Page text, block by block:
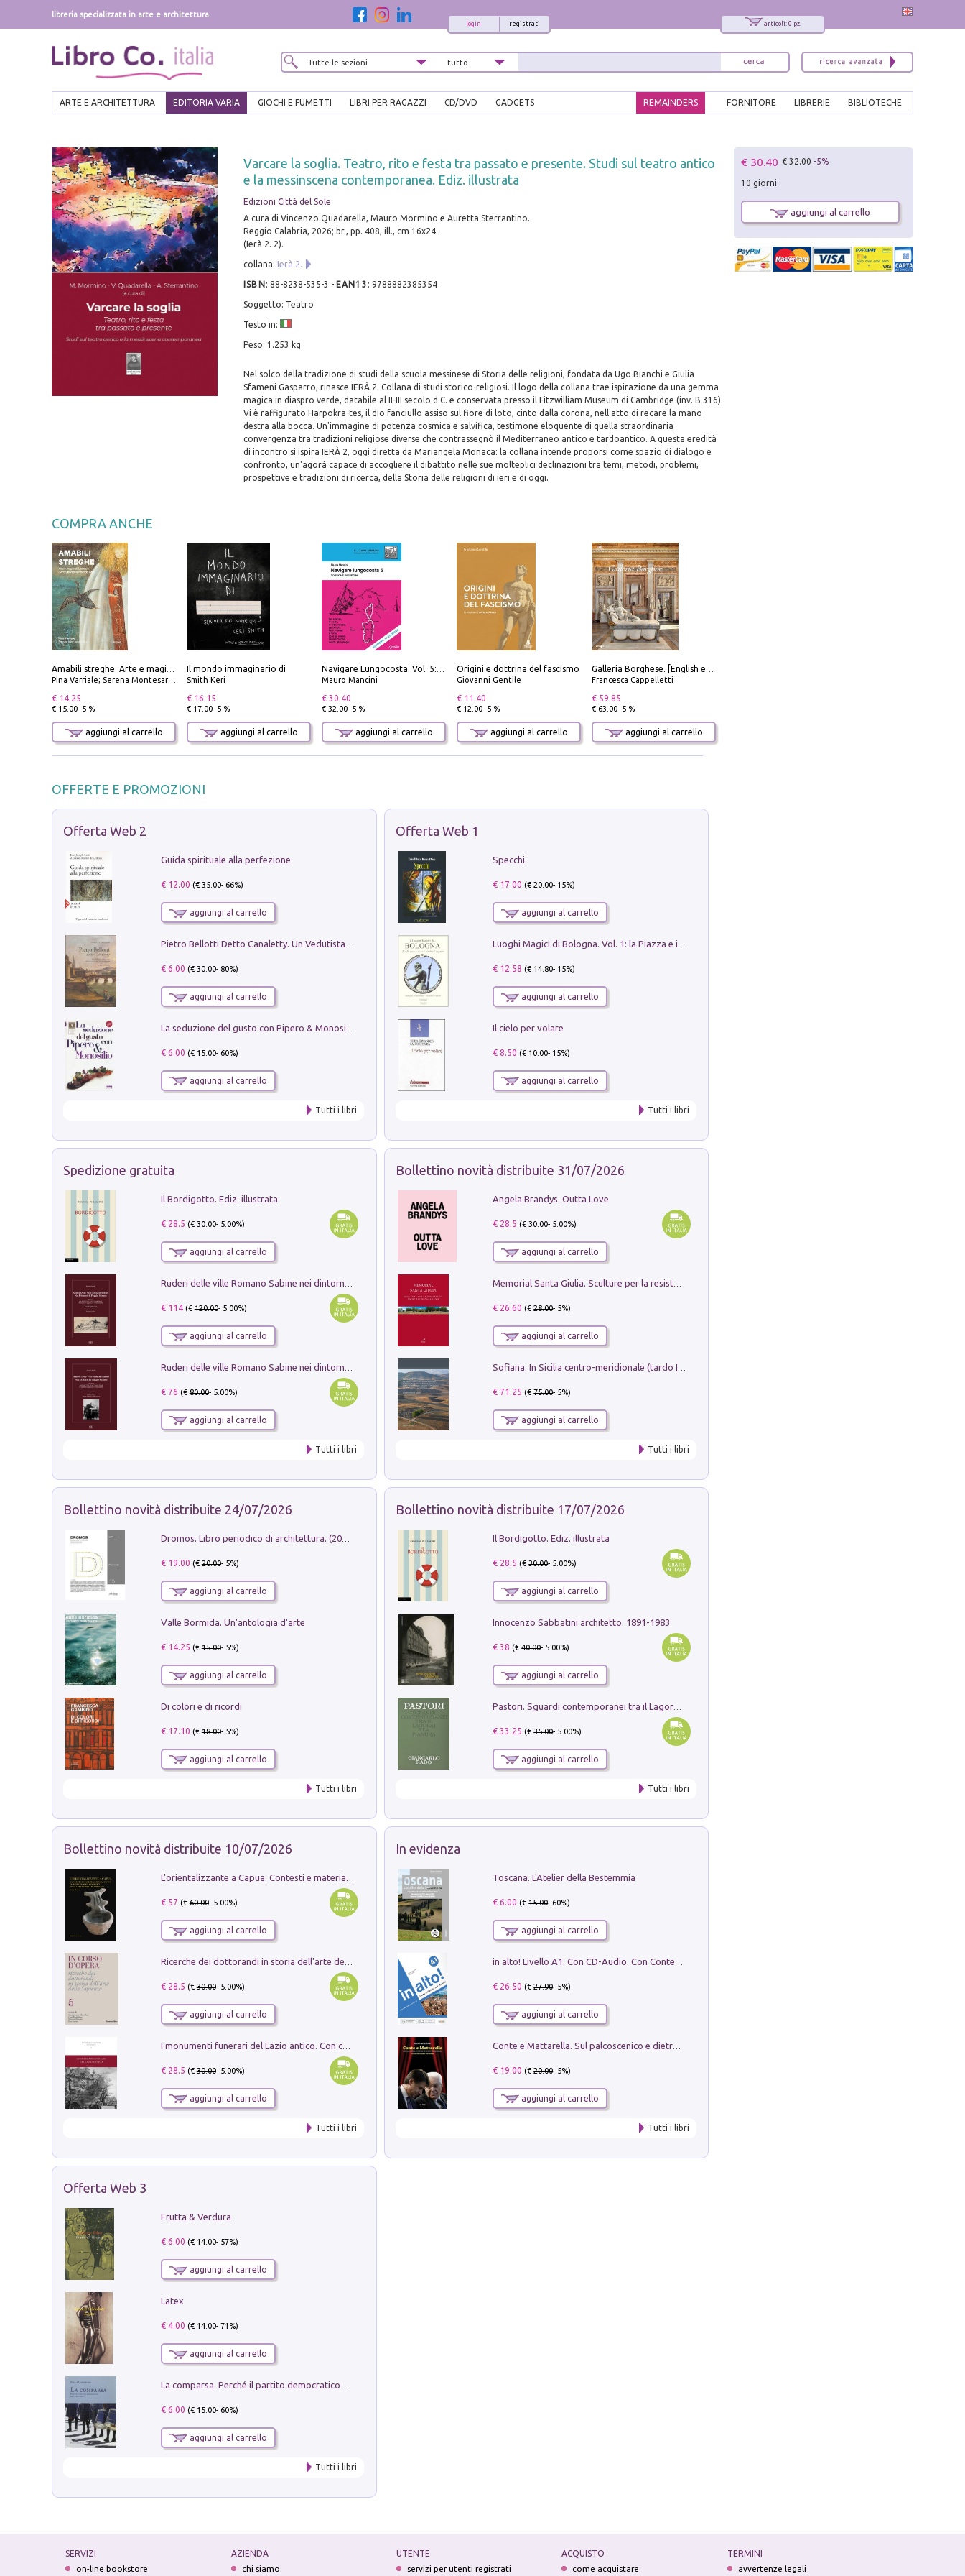
libreria specializzata in arte e architettura
articoli: 0 pz.
registrati
login
ARTE E ARCHITETTURA EDITORIA VARIA GIOCHI E FUMETTI LIBRI PER RAGAZZI CD/DVD GADGETS BIBLIOTECHE
LIBRERIE
FORNITORE
REMAINDERS
Varcare la soglia. Teatro, rito e festa tra passato e presente. Studi sul teatro antico
e la messinscena contemporanea. Ediz. illustrata
Edizioni Città del Sole
A cura di Vincenzo Quadarella, Mauro Mormino e Auretta Sterrantino.
Reggio Calabria, 2026; br., pp. 408, ill., cm 16x24.
(Ierà 2. 2).
collana: Ierà 2.
ISBN : 88-8238-535-3 - EAN13 : 9788882385354
Soggetto: Teatro
Testo in:
Peso: 1.253 kg
Nel solco della tradizione di studi della scuola messinese di Storia delle religioni, fondata da Ugo Bianchi e Giulia
Sfameni Gasparro, rinasce IERÀ 2. Collana di studi storico-religiosi. Il logo della collana trae ispirazione da una gemma
magica in diaspro verde, databile al II-III secolo d.C. e conservata presso il Fitzwilliam Museum di Cambridge (inv. B 316).
Vi è raffigurato Harpokra-tes, il dio fanciullo assiso sul fiore di loto, cinto dalla corona, nell'atto di recare la mano
destra alla bocca. Un'immagine di potenza cosmica e salvifica, testimone eloquente di quella straordinaria
convergenza tra tradizioni religiose diverse che contrassegnò il Mediterraneo antico e tardoantico. A questa eredità
di incontro si ispira IERÀ 2, oggi diretta da Mariangela Monaca: la collana intende proporsi come spazio di dialogo e
confronto, un'agorà capace di accogliere il dibattito nelle sue molteplici declinazioni tra temi, metodi, problemi,
prospettive e tradizioni di ricerca, della Storia delle religioni di ieri e di oggi.
COMPRA ANCHE
Pina Varriale; Serena Montesarchio
€ 14.25
€ 15.00 -5 %
aggiungi al carrello
Il mondo immaginario di
Smith Keri
€ 16.15
€ 17.00 -5 %
aggiungi al carrello
Mauro Mancini
€ 30.40
€ 32.00 -5 %
aggiungi al carrello
Origini e dottrina del fascismo
Giovanni Gentile
€ 11.40
€ 12.00 -5 %
aggiungi al carrello
Francesca Cappelletti
€ 59.85
€ 63.00 -5 %
aggiungi al carrello
OFFERTE E PROMOZIONI
Offerta Web 2
Guida spirituale alla perfezione
€ 12.00 (€35.00- 66%)
aggiungi al carrello
€ 6.00 (€30.00- 80%)
aggiungi al carrello
€ 6.00 (€15.00- 60%)
aggiungi al carrello
Tutti i libri
Offerta Web 1
Specchi
€ 17.00 (€20.00- 15%)
aggiungi al carrello
€ 12.58 (€14.80- 15%)
aggiungi al carrello
Il cielo per volare
€ 8.50 (€10.00- 15%)
aggiungi al carrello
Tutti i libri
Spedizione gratuita
Il Bordigotto. Ediz. illustrata
€ 28.5 (€30.00- 5.00%)
aggiungi al carrello
€ 114(€120.00- 5.00%)
aggiungi al carrello
€ 76 (€80.00- 5.00%)
aggiungi al carrello
Tutti i libri
Bollettino novità distribuite 31/07/2026
Angela Brandys. Outta Love
€ 28.5 (€30.00- 5.00%)
aggiungi al carrello
€ 26.60 (€28.00- 5%)
aggiungi al carrello
€ 71.25 (€75.00- 5%)
aggiungi al carrello
Tutti i libri
Bollettino novità distribuite 24/07/2026
Dromos. Libro periodico di architettura. (2026). Vol. 15: Post-model
€ 19.00 (€20.00- 5%)
aggiungi al carrello
Valle Bormida. Un'antologia d'arte
€ 14.25 (€15.00- 5%)
aggiungi al carrello
Di colori e di ricordi
€ 17.10 (€18.00- 5%)
aggiungi al carrello
Tutti i libri
Bollettino novità distribuite 17/07/2026
Il Bordigotto. Ediz. illustrata
€ 28.5 (€30.00- 5.00%)
aggiungi al carrello
Innocenzo Sabbatini architetto. 1891-1983
€ 38 (€40.00- 5.00%)
aggiungi al carrello
€ 33.25 (€35.00- 5.00%)
aggiungi al carrello
Tutti i libri
Bollettino novità distribuite 10/07/2026
€ 57 (€60.00- 5.00%)
aggiungi al carrello
€ 28.5 (€30.00- 5.00%)
aggiungi al carrello
I monumenti funerari del Lazio antico. Con cartella con tavole
€ 28.5 (€30.00- 5.00%)
aggiungi al carrello
Tutti i libri
In evidenza
Toscana. L'Atelier della Bestemmia
€ 6.00 (€15.00- 60%)
aggiungi al carrello
€ 26.50 (€27.90- 5%)
aggiungi al carrello
€ 19.00 (€20.00- 5%)
aggiungi al carrello
Tutti i libri
Offerta Web 3
Frutta & Verdura
€ 6.00 (€14.00- 57%)
aggiungi al carrello
Latex
€ 4.00 (€14.00- 71%)
aggiungi al carrello
€ 6.00 (€15.00- 60%)
aggiungi al carrello
Tutti i libri
€ 30.40 € 32.00 -5%
10 giorni
aggiungi al carrello
SERVIZI
on-line bookstore
AZIENDA
chi siamo
UTENTE
servizi per utenti registrati
ACQUISTO
come acquistare
TERMINI
avvertenze legali
x
Interessato ai nostri libri?
Sarai informato delle nostre novità, potrai
comunque cancellarti quando desideri.
modulo di iscrizione